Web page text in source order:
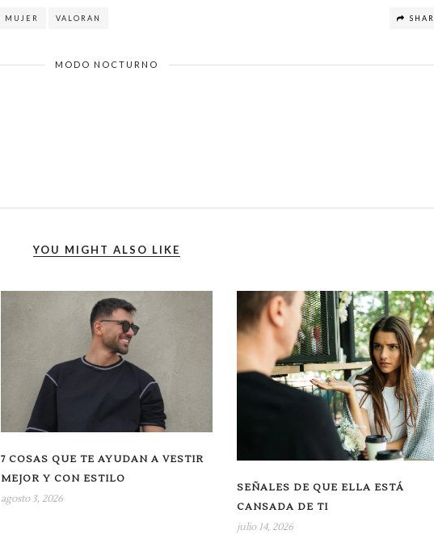
MUJER VALORAN
MODO NOCTURNO
YOU MIGHT ALSO LIKE
7 COSAS QUE TE AYUDAN A VESTIR
MEJOR Y CON ESTILO
agosto 3, 2026
SEÑALES DE QUE ELLA ESTÁ
CANSADA DE TI
julio 14, 2026